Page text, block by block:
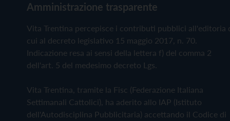
Amministrazione trasparente
Vita Trentina percepisce i contributi pubblici all'editoria
cui al decreto legislativo 15 maggio 2017, n. 70.
Indicazione resa ai sensi della lettera f) del comma 2
dell'art. 5 del medesimo decreto Lgs.
Vita Trentina, tramite la Fisc (Federazione Italiana
Settimanali Cattolici), ha aderito allo IAP (Istituto
dell'Autodisciplina Pubblicitaria) accettando il Codice di